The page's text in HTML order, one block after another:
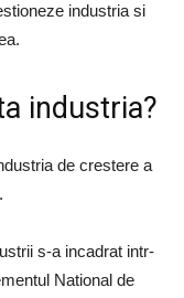
industria si
industria?
de crestere a
s-a incadrat intr-
National de